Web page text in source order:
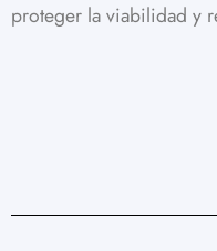
proteger la viabilidad y